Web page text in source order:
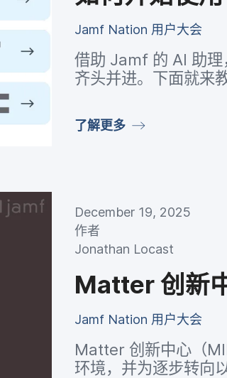
Jamf Nation 用​户​大会
借助 Jamf 的 AI 助
齐头​并进。​下面​就​来​
了解​更​多
December 19, 2025
作者
Jonathan Locast
Matter创新​
Jamf Nation 用​户​大会
Matter 创新​中心​（
环境，​并​为​逐步​转向​